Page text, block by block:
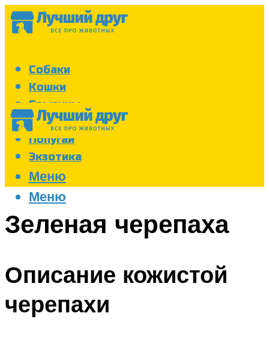
Собаки
Кошки
Грызуны
Аквариум
Попугаи
Экзотика
Меню
Меню
Зеленая черепаха
Описание кожистой
черепахи